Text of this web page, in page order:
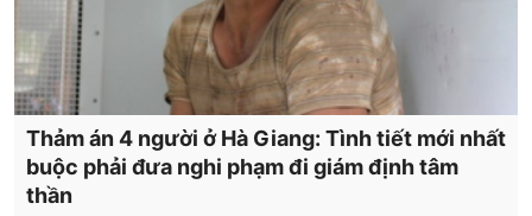
Thảm án 4 người ở Hà Giang: Tình tiết mới nhất
buộc phải đưa nghi phạm đi giám định tâm
thần